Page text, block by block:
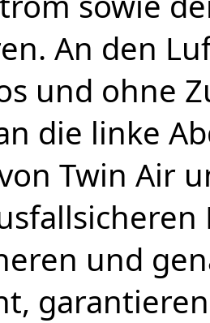
An den
und ohne
die linke
Twin Air
und